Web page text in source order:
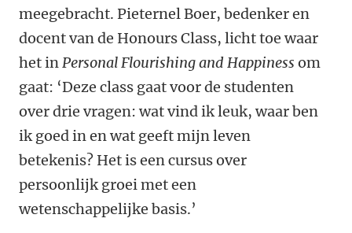
meegebracht. Pieternel Boer, bedenker en
docent van de Honours Class, licht toe waar
het inPersonal Flourishing and Happiness om
gaat: ‘Deze class gaat voor de studenten
over drie vragen: wat vind ik leuk, waar ben
ik goed in en wat geeft mijn leven
betekenis? Het is een cursus over
persoonlijk groei met een
wetenschappelijke basis.’